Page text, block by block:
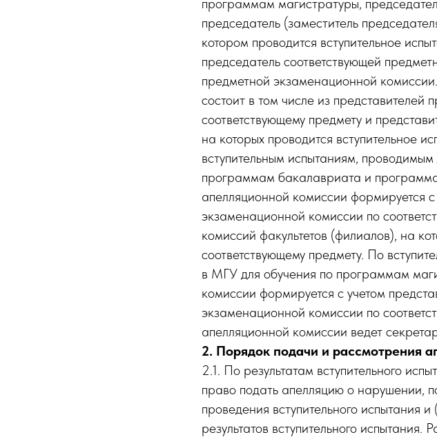
программам магистратуры,
председатель (заместитель
котором проводится вступительное
председатель соответствующей
предметной экзаменационной
состоит в том числе из
соответствующему предмету и
на которых проводится вступительное
вступительным испытаниям,
программам бакалавриата и
апелляционной комиссии формируется
экзаменационной комиссии по
комиссий факультетов (филиалов), на
соответствующему предмету. По
в МГУ для обучения по программам
комиссии формируется с учетом
экзаменационной комиссии по
апелляционной комиссии ведет
2. Порядок подачи и рассмотрения
2.1. По результатам вступительного
право подать апелляцию о нарушении,
проведения вступительного испытания
результатов вступительного